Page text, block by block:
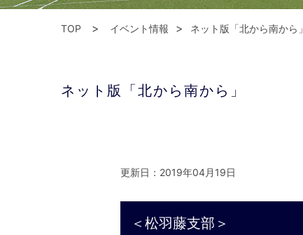
TOP イベント情報 ネット版「北から南から」
ネット版「北から南から」
更新日：2019年04月19日
＜松羽藤支部＞